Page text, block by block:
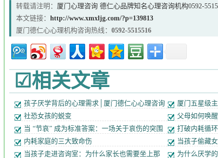
转载请注明： 厦门心理咨询 德仁心品牌知名心理咨询机构0592-
本文链接： http://www.xmxljg.com/?p=139813
厦门德仁心心理机构咨询热线： 0592-5515516
☑相关文章
孩子厌学背后的心理需求│厦门德仁心心理咨询
厦门五星级
道！
社恐女孩的蜕变
父母如何唤
“我要学”
当 “节哀” 成为标准答案：一场关于哀伤的突围
手记
打破内耗循
内耗家庭的三大致命伤
当孩子偷藏
码
当孩子走进咨询室：为什么家长也需要坐上那
为什么厌学